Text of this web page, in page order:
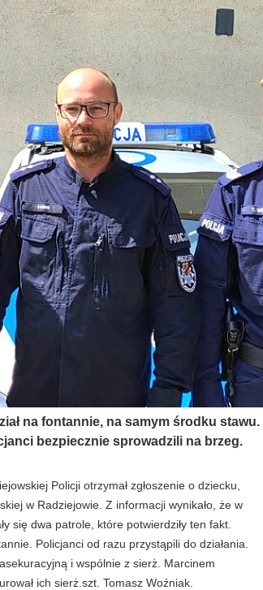
na fontannie, na samym środku
bezpiecznie sprowadzili na brzeg.
Policji otrzymał zgłoszenie o dziecku,
w Radziejowie. Z informacji wynikało, że w
się dwa patrole, które potwierdziły ten fakt.
Policjanci od razu przystąpili do działania.
i wspólnie z sierż. Marcinem
ich sierż.szt. Tomasz Woźniak.